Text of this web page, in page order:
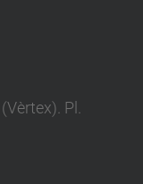
Pl.